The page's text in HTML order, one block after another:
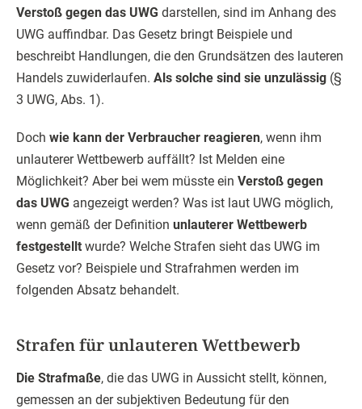
Verstoß gegen das UWG darstellen, sind im Anhang des
UWG auffindbar. Das Gesetz bringt Beispiele und
beschreibt Handlungen, die den Grundsätzen des lauteren
Handels zuwiderlaufen. Als solche sind sie unzulässig (§
3 UWG, Abs. 1).
Doch wie kann der Verbraucher reagieren, wenn ihm
unlauterer Wettbewerb auffällt? Ist Melden eine
Möglichkeit? Aber bei wem müsste ein Verstoß gegen
das UWG angezeigt werden? Was ist laut UWG möglich,
wenn gemäß der Definition unlauterer Wettbewerb
festgestellt wurde? Welche Strafen sieht das UWG im
Gesetz vor? Beispiele und Strafrahmen werden im
folgenden Absatz behandelt.
Strafen für unlauteren Wettbewerb
Die Strafmaße, die das UWG in Aussicht stellt, können,
gemessen an der subjektiven Bedeutung für den